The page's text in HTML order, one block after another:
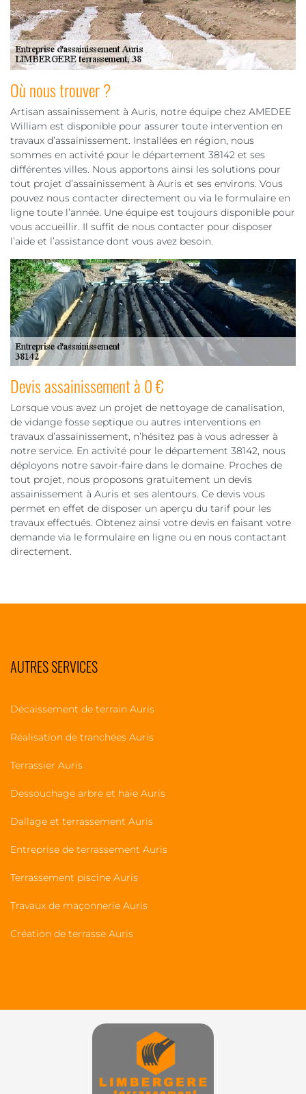
Où nous trouver ?
Artisan assainissement à Auris, notre équipe chez AMEDEE
William est disponible pour assurer toute intervention en
travaux d’assainissement. Installées en région, nous
sommes en activité pour le département 38142 et ses
différentes villes. Nous apportons ainsi les solutions pour
tout projet d’assainissement à Auris et ses environs. Vous
pouvez nous contacter directement ou via le formulaire en
ligne toute l’année. Une équipe est toujours disponible pour
vous accueillir. Il suffit de nous contacter pour disposer
l’aide et l’assistance dont vous avez besoin.
Devis assainissement à 0 €
Lorsque vous avez un projet de nettoyage de canalisation,
de vidange fosse septique ou autres interventions en
travaux d’assainissement, n’hésitez pas à vous adresser à
notre service. En activité pour le département 38142, nous
déployons notre savoir-faire dans le domaine. Proches de
tout projet, nous proposons gratuitement un devis
assainissement à Auris et ses alentours. Ce devis vous
permet en effet de disposer un aperçu du tarif pour les
travaux effectués. Obtenez ainsi votre devis en faisant votre
demande via le formulaire en ligne ou en nous contactant
directement.
AUTRES SERVICES
Décaissement de terrain Auris
Réalisation de tranchées Auris
Terrassier Auris
Dessouchage arbre et haie Auris
Dallage et terrassement Auris
Entreprise de terrassement Auris
Terrassement piscine Auris
Travaux de maçonnerie Auris
Création de terrasse Auris